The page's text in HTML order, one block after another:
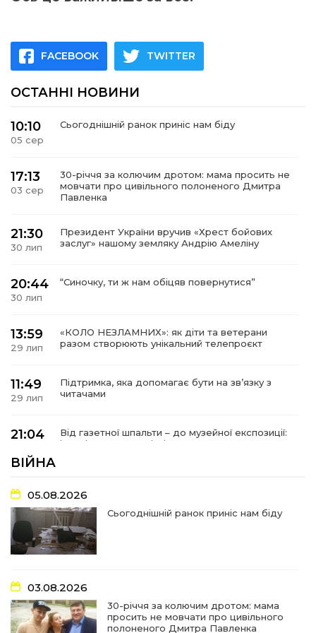
FACEBOOK TWITTER
ОСТАННІ НОВИНИ
10:10
05 сер
Сьогоднішній ранок приніс нам біду
17:13
03 сер
30-річчя за колючим дротом: мама просить не
мовчати про цивільного полоненого Дмитра
Павленка
21:30
30 лип
Президент України вручив «Хрест бойових
заслуг» нашому земляку Андрію Амеліну
20:44
30 лип
“Синочку, ти ж нам обіцяв повернутися”
13:59
29 лип
«КОЛО НЕЗЛАМНИХ»: як діти та ветерани
разом створюють унікальний телепроєкт
11:49
29 лип
Підтримка, яка допомагає бути на зв’язку з
читачами
21:04
Від газетної шпальти – до музейної експозиції:
історії Героїв Барвінківщини стали частиною
17:18
27 лип
У Барвінківській громаді вшанували людей
найгуманнішої професії
16:29
22 лип
Медики Барвінківської громади
вдосконалюють професійні навички
15:09
22 лип
У Пригожому з дітьми та їх батьками
працювали фахівці благодійного фонду
ВІЙНА
05.08.2026
Сьогоднішній ранок приніс нам біду
03.08.2026
30-річчя за колючим дротом: мама
просить не мовчати про цивільного
полоненого Дмитра Павленка